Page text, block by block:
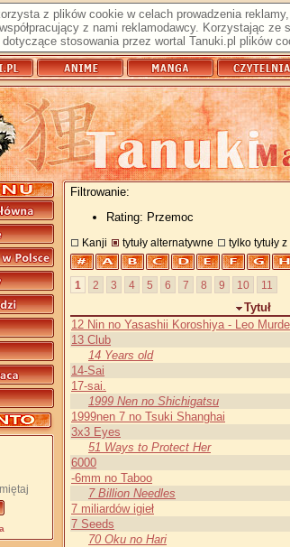
z plików cookie w celach prowadzenia
z nami reklamodawcy. Korzystając
dotyczące stosowania przez wortal Tanuki.pl plików
Filtrowanie:
Rating: Przemoc
Kanji tytuły alternatywne tylko tytuły
1 2 3 4 5 6 7 8 9 10 11
Tytuł
12 Nin no Yasashii Koroshiya - Leo
13 Club
14 Years old
14-Sai
17-sai.
1999 Nen no Shichigatsu
1999nen 7 no Tsuki Shanghai
3x3 Eyes
51 Ways to Protect Her
6000
-6mm no Taboo
7 Billion Needles
7 miliardów igieł
7 Seeds
70 Oku no Hari